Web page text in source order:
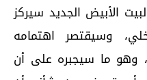
الأبيض الجديد سيركز
وسيقتصر اهتمامه
وهو ما سيجبره على أن